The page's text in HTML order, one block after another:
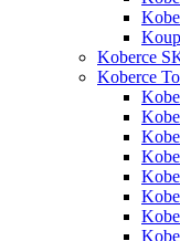
Koberce
Koberce